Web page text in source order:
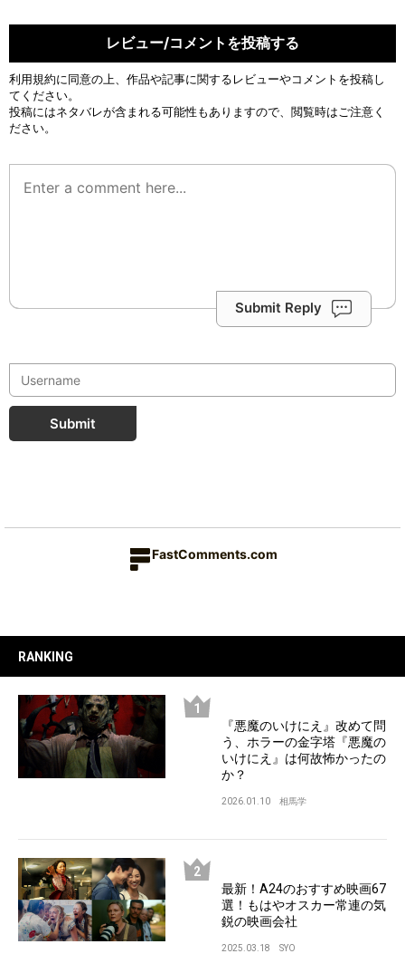
レビュー/コメントを投稿する
利用規約に同意の上、作品や記事に関するレビューやコメントを投稿し
てください。
投稿にはネタバレが含まれる可能性もありますので、閲覧時はご注意く
ださい。
Submit Reply
Submit
FastComments.com
RANKING
『悪魔のいけにえ』改めて問
う、ホラーの金字塔『悪魔の
いけにえ』は何故怖かったの
か？
2026.01.10 相馬学
最新！A24のおすすめ映画67
選！もはやオスカー常連の気
鋭の映画会社
2025.03.18 SYO